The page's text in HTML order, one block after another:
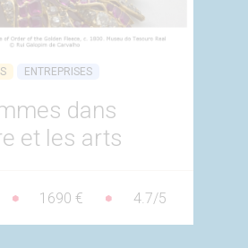
ENTREPRISES
dans
et les arts
1690 € 4.7/5